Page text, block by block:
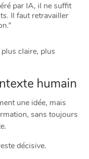
par IA, il ne suffit
Il faut retravailler
claire, plus
humain
une idée, mais
sans toujours
décisive.